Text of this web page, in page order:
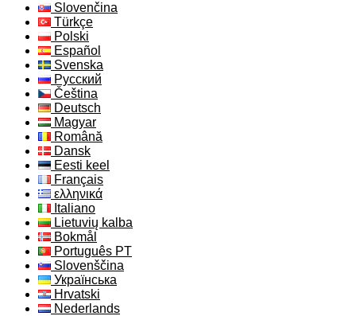
Slovenčina
Türkçe
Polski
Español
Svenska
Русский
Čeština
Deutsch
Magyar
Română
Dansk
Eesti keel
Français
ελληνικά
Italiano
Lietuvių kalba
Bokmål
Português PT
Slovenščina
Українська
Hrvatski
Nederlands